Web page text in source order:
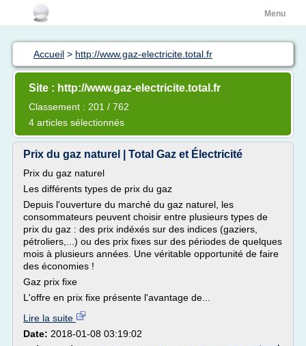
Menu
Accueil > http://www.gaz-electricite.total.fr
Site : http://www.gaz-electricite.total.fr
Classement : 201 / 762
4 articles sélectionnés
Prix du gaz naturel | Total Gaz et Électricité
Prix du gaz naturel
Les différents types de prix du gaz
Depuis l'ouverture du marché du gaz naturel, les
consommateurs peuvent choisir entre plusieurs types de
prix du gaz : des prix indéxés sur des indices (gaziers,
pétroliers,...) ou des prix fixes sur des périodes de quelques
mois à plusieurs années. Une véritable opportunité de faire
des économies !
Gaz prix fixe
L'offre en prix fixe présente l'avantage de...
Lire la suite
Date: 2018-01-08 03:19:02